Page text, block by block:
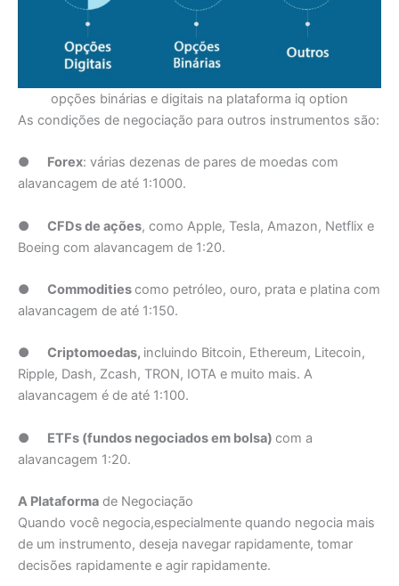
opções binárias e digitais na plataforma iq option
As condições de negociação para outros instrumentos são:
● Forex: várias dezenas de pares de moedas com
alavancagem de até 1:1000.
● CFDs de ações, como Apple, Tesla, Amazon, Netflix e
Boeing com alavancagem de 1:20.
● Commoditiescomo petróleo, ouro, prata e platina com
alavancagem de até 1:150.
● Criptomoedas, incluindo Bitcoin, Ethereum, Litecoin,
Ripple, Dash, Zcash, TRON, IOTA e muito mais. A
alavancagem é de até 1:100.
● ETFs (fundos negociados em bolsa) com a
alavancagem 1:20.
A Plataforma de Negociação
Quando você negocia,especialmente quando negocia mais
de um instrumento, deseja navegar rapidamente, tomar
decisões rapidamente e agir rapidamente.